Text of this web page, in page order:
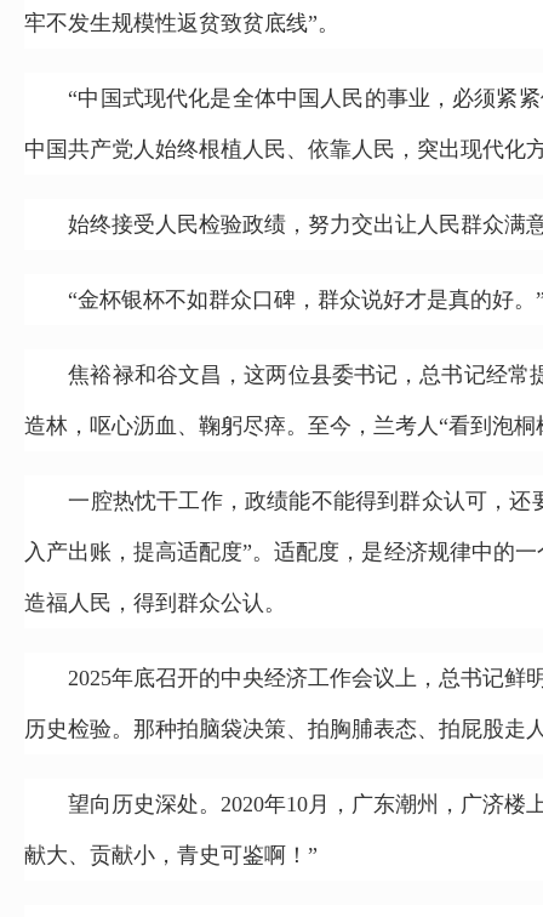
牢不发生规模性返贫致贫底线”。
“中国式现代化是全体中国人民的事业，必须紧紧
中国共产党人始终根植人民、依靠人民，突出现代化
始终接受人民检验政绩，努力交出让人民群众满
“金杯银杯不如群众口碑，群众说好才是真的好。
焦裕禄和谷文昌，这两位县委书记，总书记经常
造林，呕心沥血、鞠躬尽瘁。至今，兰考人“看到泡
一腔热忱干工作，政绩能不能得到群众认可，还
入产出账，提高适配度”。适配度，是经济规律中的
造福人民，得到群众公认。
2025年底召开的中央经济工作会议上，总书记鲜
历史检验。那种拍脑袋决策、拍胸脯表态、拍屁股走
望向历史深处。2020年10月，广东潮州，广济楼
献大、贡献小，青史可鉴啊！”